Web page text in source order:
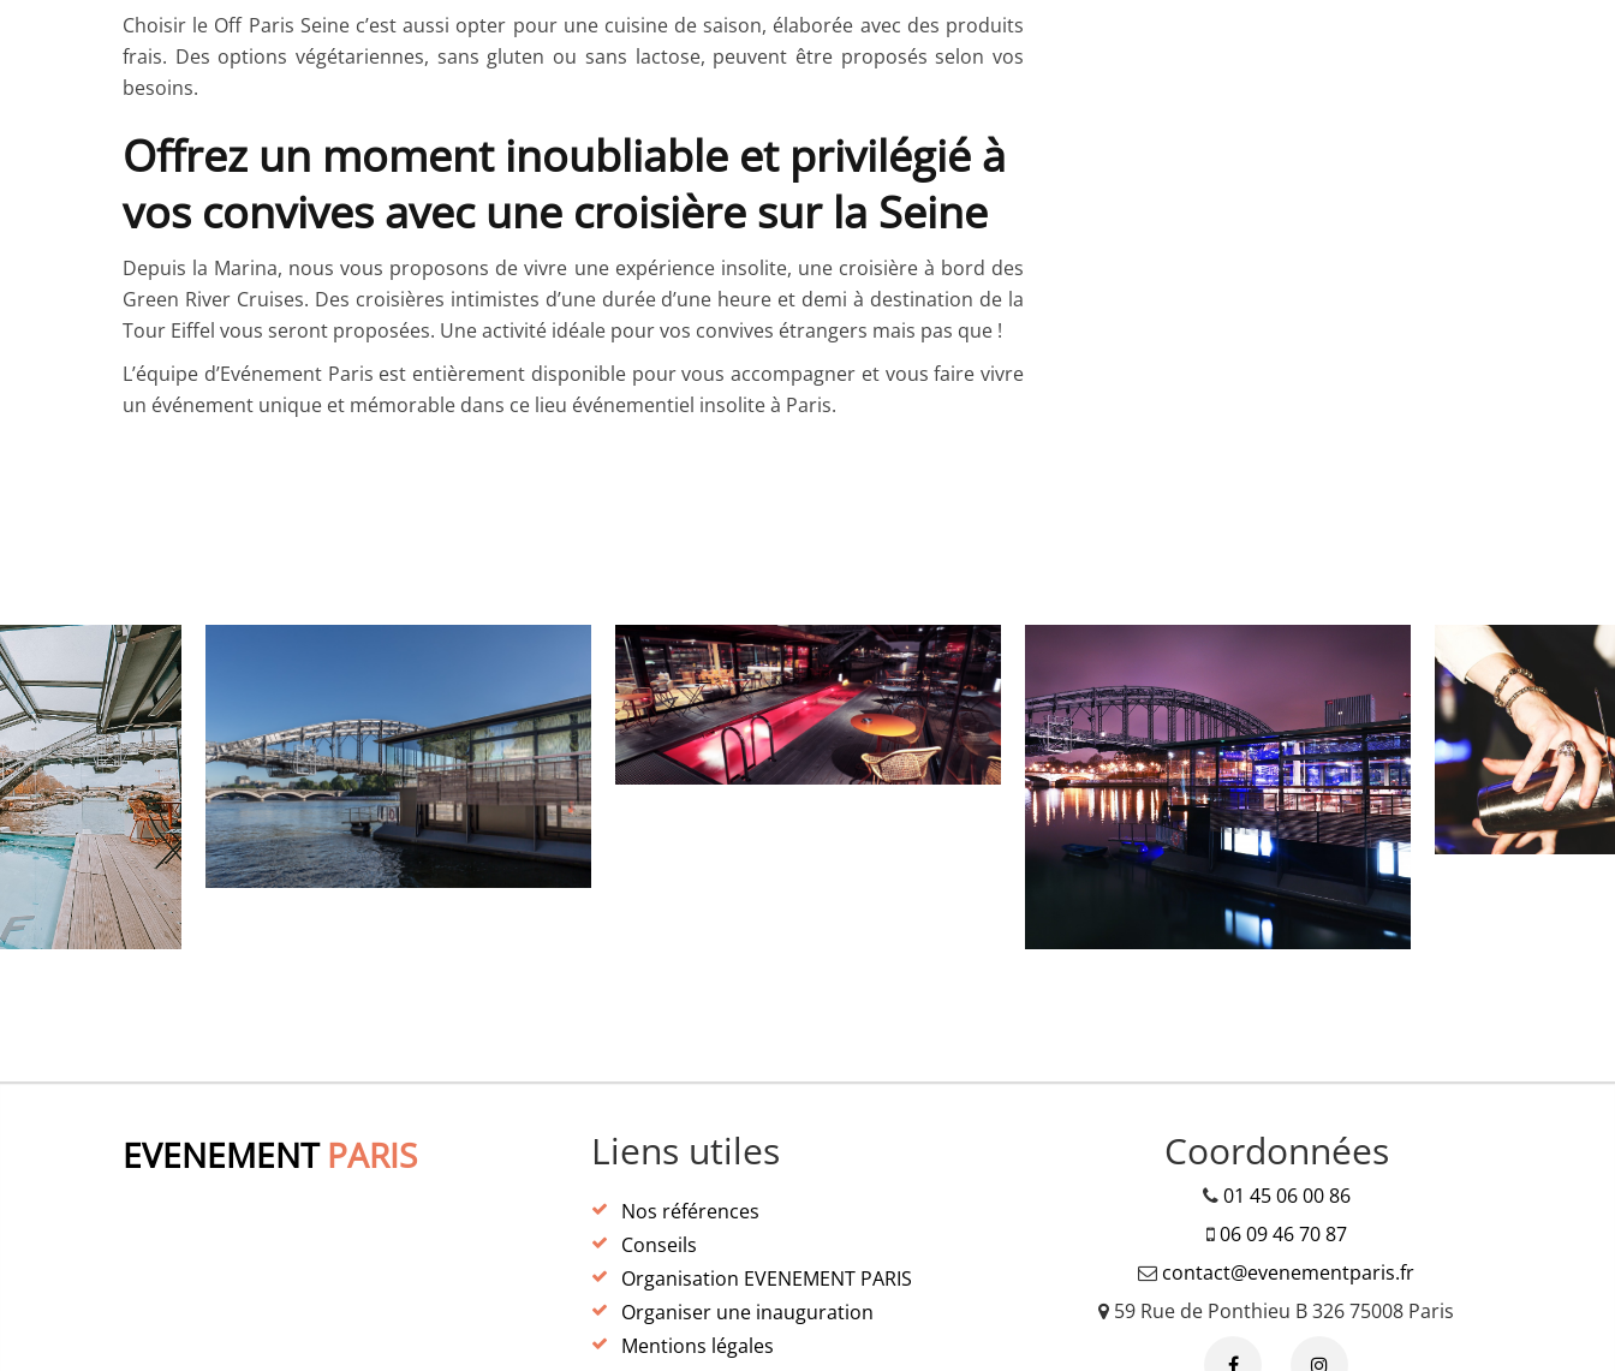
Choisir le Off Paris Seine c’est aussi opter pour une cuisine de saison, élaborée avec des produits
frais. Des options végétariennes, sans gluten ou sans lactose, peuvent être proposés selon vos
besoins.
Offrez un moment inoubliable et privilégié à
vos convives avec une croisière sur la Seine
Depuis la Marina, nous vous proposons de vivre une expérience insolite, une croisière à bord des
Green River Cruises. Des croisières intimistes d’une durée d’une heure et demi à destination de la
Tour Eiffel vous seront proposées. Une activité idéale pour vos convives étrangers mais pas que !
L’équipe d’Evénement Paris est entièrement disponible pour vous accompagner et vous faire vivre
un événement unique et mémorable dans ce lieu événementiel insolite à Paris.
EVENEMENTPARIS Liens utiles
Nos références
Conseils
Organisation EVENEMENT PARIS
Organiser une inauguration
Mentions légales
Coordonnées
01 45 06 00 86
06 09 46 70 87
contact@evenementparis.fr
59 Rue de Ponthieu B 326 75008 Paris